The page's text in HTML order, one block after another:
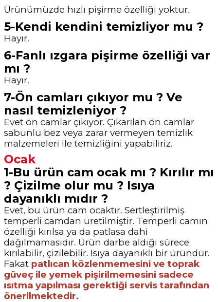
Ürünümüzde hızlı pişirme özelliği yoktur.
5-Kendi kendini temizliyor mu ?
Hayır.
6-Fanlı ızgara pişirme özelliği var
mı ?
Hayır.
7-Ön camları çıkıyor mu ? Ve
nasıl temizleniyor ?
Evet ön camlar çıkıyor. Çıkarılan ön camlar
sabunlu bez veya zarar vermeyen temizlik
malzemeleri ile temizliğini yapabiliriz.
Ocak
1-Bu ürün cam ocak mı ? Kırılır mı
? Çizilme olur mu ? Isıya
dayanıklı mıdır ?
Evet, bu ürün cam ocaktır. Sertleştirilmiş
temperli camdan üretilmiştir. Temperli camın
özelliği kırılsa ya da patlasa dahi
dağılmamasıdır. Ürün darbe aldığı sürece
kırılabilir, çizilebilir. Isıya dayanıklı bir üründür.
Fakat patlıcan közlenmemesini ve toprak
güveç ile yemek pişirilmemesini sadece
ısıtma yapılması gerektiği servis tarafından
önerilmektedir.